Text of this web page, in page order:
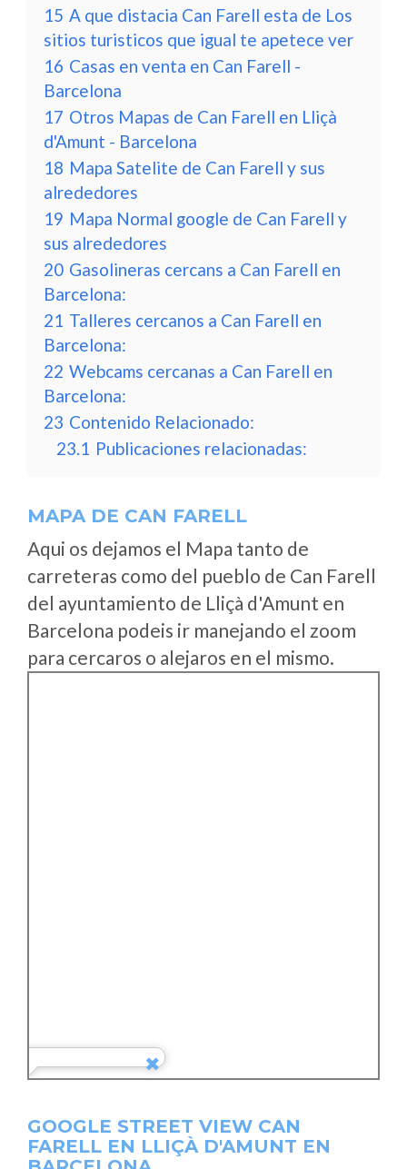
15 A que distacia Can Farell esta de Los
sitios turisticos que igual te apetece ver
16 Casas en venta en Can Farell -
Barcelona
17 Otros Mapas de Can Farell en Lliçà
d'Amunt - Barcelona
18 Mapa Satelite de Can Farell y sus
alrededores
19 Mapa Normal google de Can Farell y
sus alrededores
20 Gasolineras cercans a Can Farell en
Barcelona:
21 Talleres cercanos a Can Farell en
Barcelona:
22 Webcams cercanas a Can Farell en
Barcelona:
23 Contenido Relacionado:
23.1 Publicaciones relacionadas:
MAPA DE CAN FARELL
Aqui os dejamos el Mapa tanto de
carreteras como del pueblo de Can Farell
del ayuntamiento de Lliçà d'Amunt en
Barcelona podeis ir manejando el zoom
para cercaros o alejaros en el mismo.
GOOGLE STREET VIEW CAN
FARELL EN LLIÇÀ D'AMUNT EN